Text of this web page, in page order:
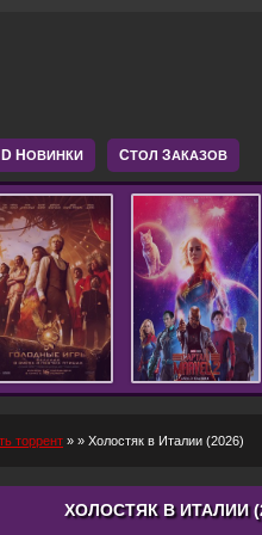
НОВИНКИ СТОЛ ЗАКАЗОВ
торрент » » Холостяк в Италии (2026)
ХОЛОСТЯК В ИТАЛИИ